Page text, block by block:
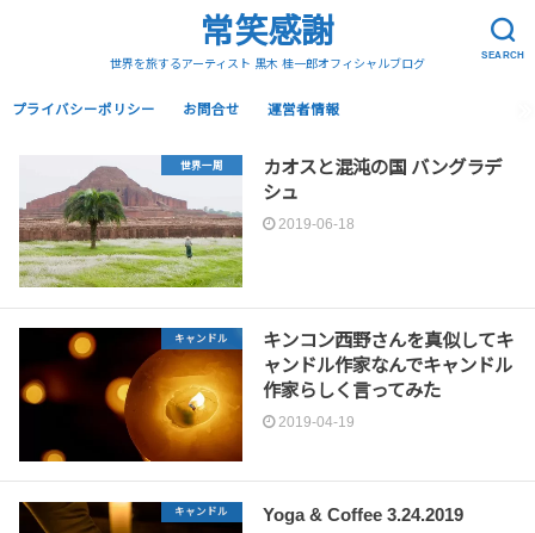
SEARCH
常笑感謝
世界を旅するアーティスト 黒木 桂一郎オフィシャルブログ
プライバシーポリシー お問合せ 運営者情報
世界一周
カオスと混沌の国 バングラデ
シュ
2019-06-18
キャンドル
キンコン西野さんを真似してキ
ャンドル作家なんでキャンドル
作家らしく言ってみた
2019-04-19
キャンドル Yoga & Coffee 3.24.2019